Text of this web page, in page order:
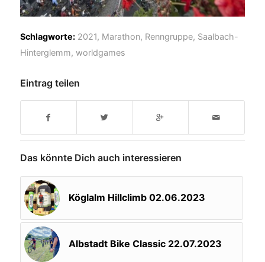
Schlagworte: 2021, Marathon, Renngruppe, Saalbach-
Hinterglemm, worldgames
Eintrag teilen
Das könnte Dich auch interessieren
Köglalm Hillclimb 02.06.2023
Albstadt Bike Classic 22.07.2023